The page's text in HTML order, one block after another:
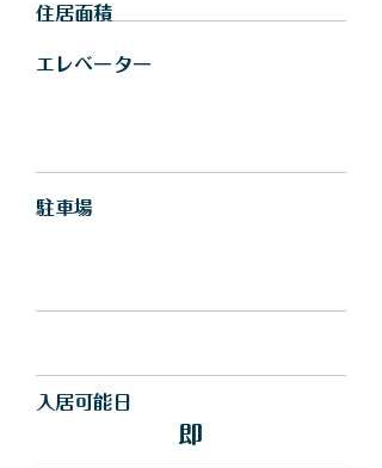
住居面積
エレベーター
駐車場
入居可能日
即